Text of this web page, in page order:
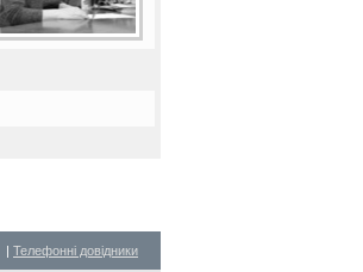
| Телефонні довідники